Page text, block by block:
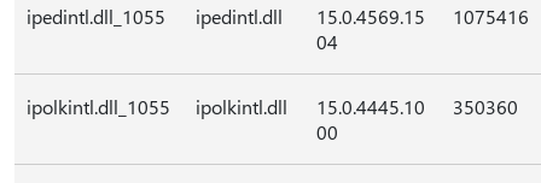
ipedintl.dll_1055 ipedintl.dll
15.0.4569.15
04
1075416
ipolkintl.dll_1055 ipolkintl.dll
15.0.4445.10
00
350360